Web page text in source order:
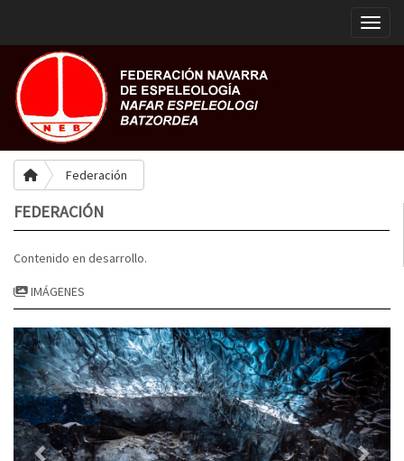
Federación
FEDERACIÓN
Contenido en desarrollo.
IMÁGENES